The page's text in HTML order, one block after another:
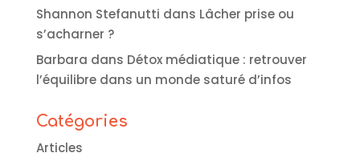
Shannon Stefanutti dans Lâcher prise ou
s’acharner ?
Barbara dans Détox médiatique : retrouver
l’équilibre dans un monde saturé d’infos
Catégories
Articles